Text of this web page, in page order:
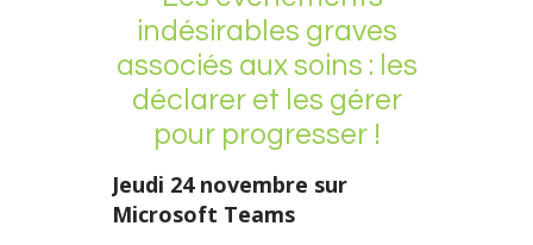
indésirables graves
associés aux soins : les
déclarer et les gérer
pour progresser !
Jeudi 24 novembre sur
Microsoft Teams